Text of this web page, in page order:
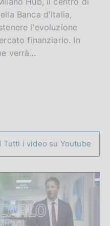
Banca d'Italia,
l'evoluzione
finanziario. In
verrà…
Tutti i video su Youtube